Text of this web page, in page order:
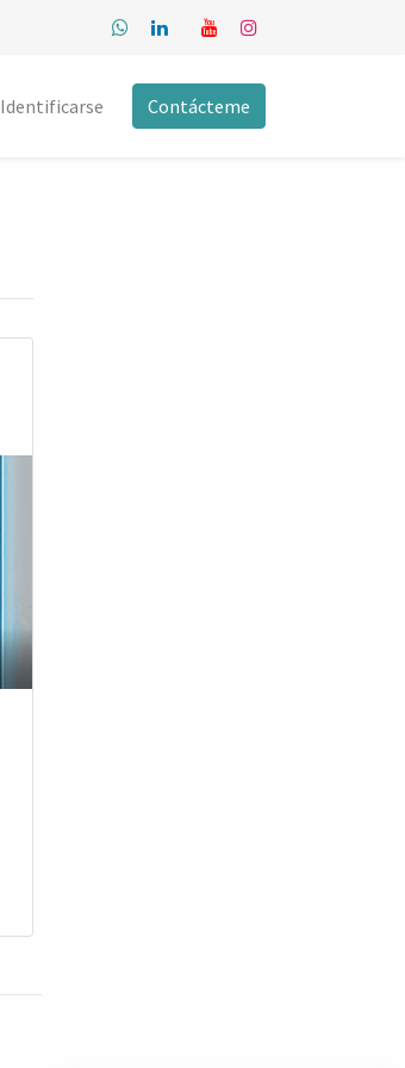
Identificarse Contácteme